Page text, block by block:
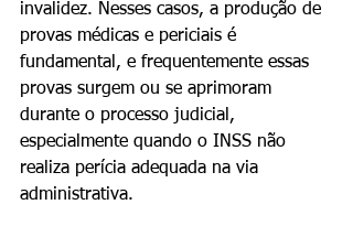
invalidez. Nesses casos, a produção de
provas médicas e periciais é
fundamental, e frequentemente essas
provas surgem ou se aprimoram
durante o processo judicial,
especialmente quando o INSS não
realiza perícia adequada na via
administrativa.